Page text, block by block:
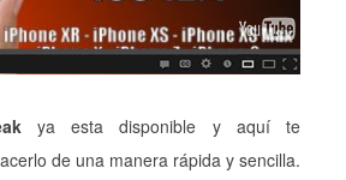
ya esta disponible y aquí te
de una manera rápida y sencilla.